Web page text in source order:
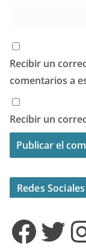
Recibir un
comentarios a
Recibir un
Redes Sociales
Facebook Twitter